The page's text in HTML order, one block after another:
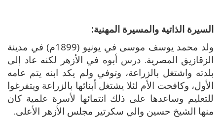
السيرة الذاتية والمسيرة المهنية:
ولد محمد يوسف موسى في يونيو (1899م) في مدينة
الزقازيق المصرية. درس أبوه في الأزهر لكنه عاد إلى
بلدته واشتغل بالزراعة، وتوفي ولم يكد ابنه يتم عامه
الأول، وكافحت الأم لئلا يشتغل أبنائها بالزراعة ويتفرغوا
للتعليم وساعدها على ذلك انتمائها لأسرة علمية كان
منها الشيخ حسين والي سكرتير مجلس الأزهر الأعلى.